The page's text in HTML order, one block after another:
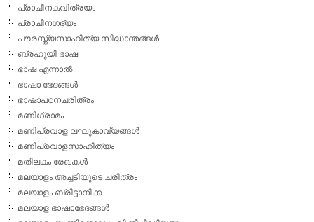
പ്രാചീനകവിത്രയം
പ്രാചീനഗദ്യം
പൗരസ്ത്യസാഹിത്യ സിദ്ധാന്തങ്ങള്‍
ബ്രഹൂയി ഭാഷ
ഭാഷ എന്നാല്‍
ഭാഷാ ഭേദങ്ങള്‍
ഭാഷാപഠനചരിത്രം
മണിഗ്രാമം
മണിപ്രവാള ലഘുകാവ്യങ്ങള്‍
മണിപ്രവാളസാഹിത്യം
മതിലകം രേഖകള്‍
മലയാളം അച്ചടിയുടെ ചരിത്രം
മലയാളം ബ്രിട്ടാനിക്ക
മലയാള ഭാഷാഭേദങ്ങള്‍